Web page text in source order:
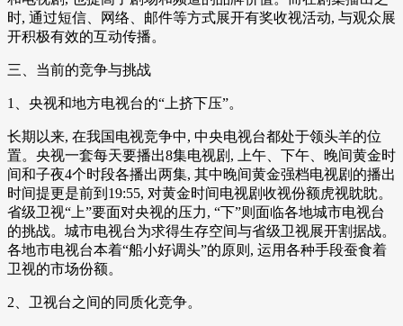
时, 通过短信、网络、邮件等方式展开有奖收视活动, 与观众展
开积极有效的互动传播。
三、当前的竞争与挑战
1、央视和地方电视台的“上挤下压”。
长期以来, 在我国电视竞争中, 中央电视台都处于领头羊的位
置。央视一套每天要播出8集电视剧, 上午、下午、晚间黄金时
间和子夜4个时段各播出两集, 其中晚间黄金强档电视剧的播出
时间提更是前到19:55, 对黄金时间电视剧收视份额虎视眈眈。
省级卫视“上”要面对央视的压力, “下”则面临各地城市电视台
的挑战。城市电视台为求得生存空间与省级卫视展开割据战。
各地市电视台本着“船小好调头”的原则, 运用各种手段蚕食着
卫视的市场份额。
2、卫视台之间的同质化竞争。